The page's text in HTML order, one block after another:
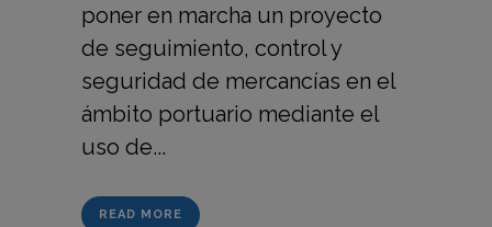
poner en marcha un proyecto
de seguimiento, control y
seguridad de mercancías en el
ámbito portuario mediante el
uso de...
READ MORE